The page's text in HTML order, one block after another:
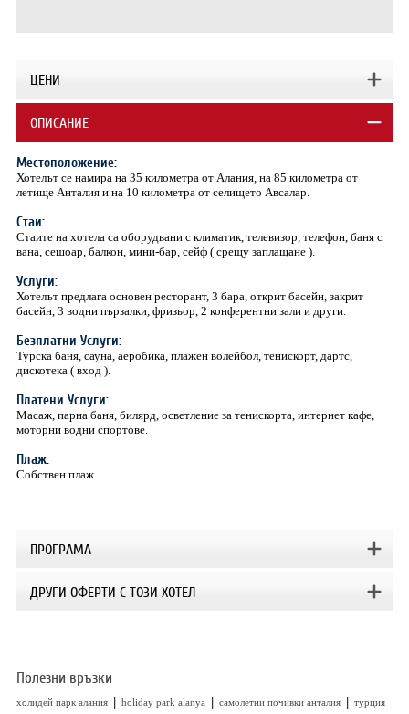
ЦЕНИ
ОПИСАНИЕ
Местоположение:
Хотелът се намира на 35 километра от Алания, на 85 километра от
летище Анталия и на 10 километра от селището Авсалар.
Стаи:
Стаите на хотела са оборудвани с климатик, телевизор, телефон, баня с
вана, сешоар, балкон, мини-бар, сейф ( срещу заплащане ).
Услуги:
Хотелът предлага основен ресторант, 3 бара, открит басейн, закрит
басейн, 3 водни пързалки, фризьор, 2 конферентни зали и други.
Безплатни Услуги:
Турска баня, сауна, аеробика, плажен волейбол, тенискорт, дартс,
дискотека ( вход ).
Платени Услуги:
Масаж, парна баня, билярд, осветление за тенискорта, интернет кафе,
моторни водни спортове.
Плаж:
Собствен плаж.
ПРОГРАМА
ДРУГИ ОФЕРТИ С ТОЗИ ХОТЕЛ
Полезни връзки
холидей парк алания | holiday park alanya | самолетни почивки анталия | турция